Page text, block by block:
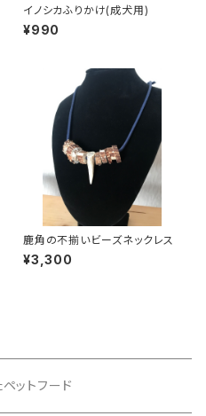
イノシカふりかけ(成犬用)
¥990
鹿角の不揃いビーズネックレス
¥3,300
ットフード